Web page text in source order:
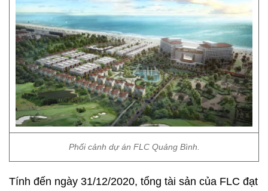
Phối cảnh dự án FLC Quảng Bình.
Tính đến ngày 31/12/2020, tổng tài sản của FLC đạt